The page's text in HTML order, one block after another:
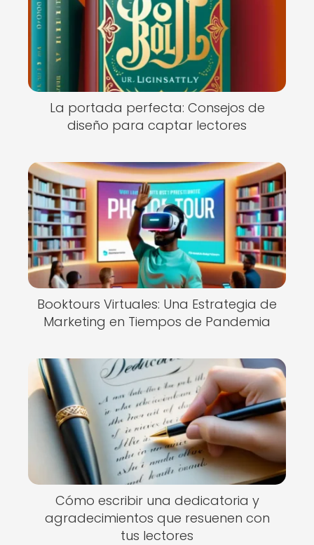
La portada perfecta: Consejos de
diseño para captar lectores
Booktours Virtuales: Una Estrategia de
Marketing en Tiempos de Pandemia
Cómo escribir una dedicatoria y
agradecimientos que resuenen con
tus lectores